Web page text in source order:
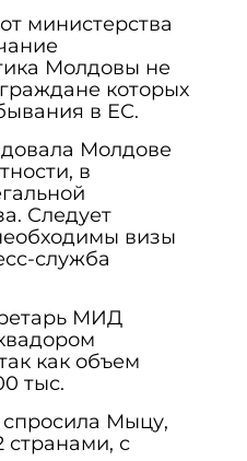
министерства
Молдовы не
которых
в ЕС.
Молдове
в
Следует
визы
служба
МИД
как объем
тыс.
Мыцу,
странами, с